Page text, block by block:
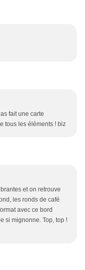
fait une carte
tous les éléments ! biz
et on retrouve
les ronds de café
avec ce bord
si mignonne. Top, top !